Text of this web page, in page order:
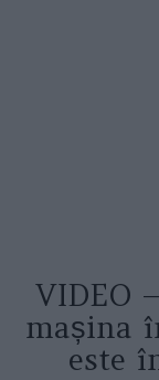
VIDEO
mașina
este